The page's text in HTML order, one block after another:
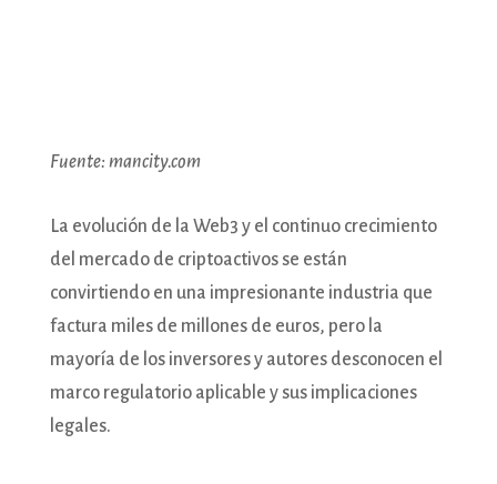
Fuente: mancity.com
La evolución de la Web3 y el continuo crecimiento
del mercado de criptoactivos se están
convirtiendo en una impresionante industria que
factura miles de millones de euros, pero la
mayoría de los inversores y autores desconocen el
marco regulatorio aplicable y sus implicaciones
legales.